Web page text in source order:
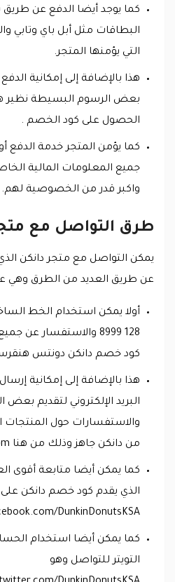
كما يوجد أيضا الدفع عن
البطاقات مثل أبل باي وتابي
التي يؤمنها المتجر.
هذا بالإضافة إلى إمكانية
بعض الرسوم البسيطة نظير
الحصول على كود الخصم .
كما يؤمن المتجر خدمة الدفع
جميع المعلومات المالية
واكبر قدر من الخصوصية لهم.
طرق التواصل مع
يمكن التواصل مع متجر دانكن
عن طريق العديد من الطرق وهي
128 8999 والاستفسار
كود خصم دانكن دونتس
هذا بالإضافة إلى إمكانية
البريد الإلكتروني لتقديم بعض
والاستفسارات حول
من دانكن جاهز وذلك من هنا
كما يمكن أيضا متابعة أقوى
الذي يقدم كود خصم دانكن
DunkinDonutsKSA.
كما يمكن أيضا استخدام
التويتر للتواصل وهو